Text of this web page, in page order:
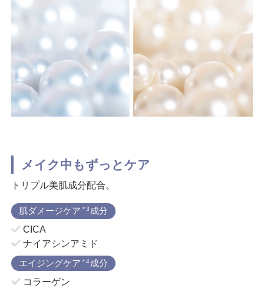
メイク中もずっとケア
トリプル美肌成分配合。
肌ダメージケア ＊3 成分
CICA
ナイアシンアミド
エイジングケア ＊4 成分
コラーゲン